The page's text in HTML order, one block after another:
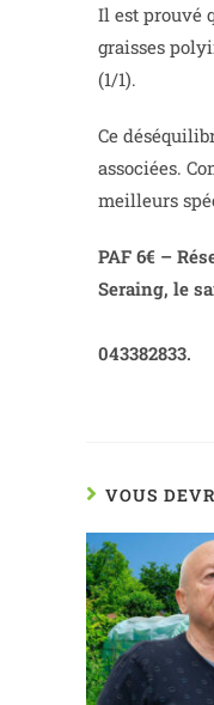
Il est prouvé
graisses
(1/1).
Ce
associées.
meilleurs
PAF 6€ –
Seraing, le
043382833.
VOUS